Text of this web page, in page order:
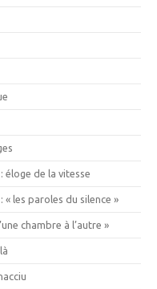
éloge de la vitesse
les paroles du silence »
chambre à l’autre »